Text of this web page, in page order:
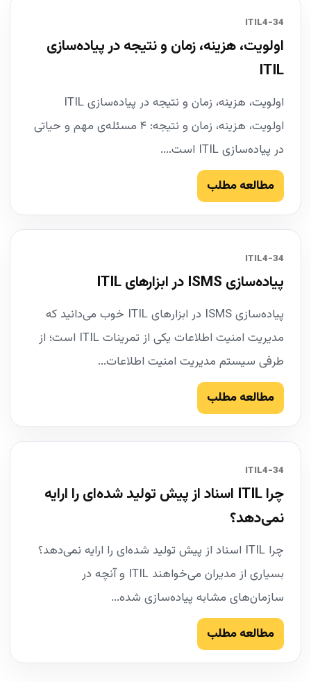
34-ITIL4
اولویت، هزینه، زمان و نتیجه در پیاده‌سازی
ITIL
اولویت، هزینه، زمان و نتیجه در پیاده‌سازی ITIL
اولویت، هزینه، زمان و نتیجه: ۴ مسئله‌ی مهم و حیاتی
در پیاده‌سازی ITIL است....
مطالعه مطلب
34-ITIL4
پیاده‌سازی ISMS در ابزارهای ITIL
پیاده‌سازی ISMS در ابزارهای ITIL خوب می‌دانید که
مدیریت امنیت اطلاعات یکی از تمرینات ITIL است؛ از
طرفی سیستم مدیریت امنیت اطلاعات...
مطالعه مطلب
34-ITIL4
چرا ITIL اسناد از پیش تولید شده‌ای را ارایه
نمی‌دهد؟
چرا ITIL اسناد از پیش تولید شده‌ای را ارایه نمی‌دهد؟
بسیاری از مدیران می‌خواهند ITIL و آنچه در
سازمان‌های مشابه پیاده‌سازی شده...
مطالعه مطلب